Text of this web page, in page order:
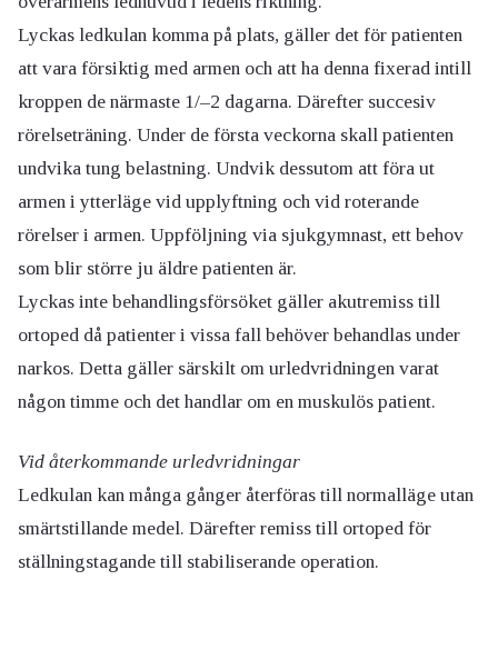
Lyckas ledkulan komma på plats, gäller det för patienten
att vara försiktig med armen och att ha denna fixerad intill
kroppen de närmaste 1/–2 dagarna. Därefter succesiv
rörelseträning. Under de första veckorna skall patienten
undvika tung belastning. Undvik dessutom att föra ut
armen i ytterläge vid upplyftning och vid roterande
rörelser i armen. Uppföljning via sjukgymnast, ett behov
som blir större ju äldre patienten är.
Lyckas inte behandlingsförsöket gäller akutremiss till
ortoped då patienter i vissa fall behöver behandlas under
narkos. Detta gäller särskilt om urledvridningen varat
någon timme och det handlar om en muskulös patient.
Vid återkommande urledvridningar
Ledkulan kan många gånger återföras till normalläge utan
smärtstillande medel. Därefter remiss till ortoped för
ställningstagande till stabiliserande operation.